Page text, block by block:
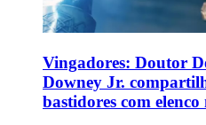
Vingadores: Doutor
Downey Jr.
bastidores com